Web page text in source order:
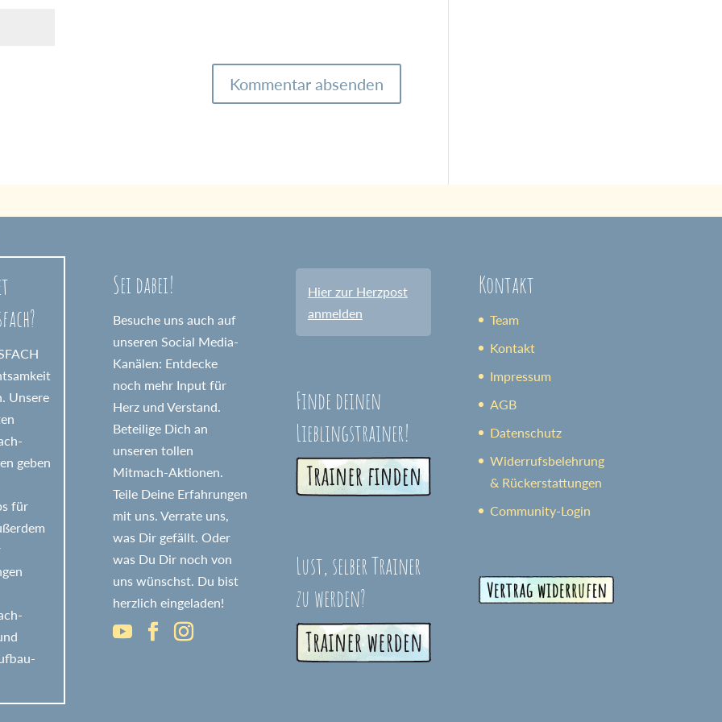
Unsere
geben
für
Sei dabei!
Besuche uns auch auf
unseren Social Media-
Kanälen: Entdecke
noch mehr Input für
Herz und Verstand.
Beteilige Dich an
unseren tollen
Mitmach-Aktionen.
Teile Deine Erfahrungen
mit uns. Verrate uns,
was Dir gefällt. Oder
was Du Dir noch von
uns wünschst. Du bist
herzlich eingeladen!
Hier zur Herzpost
anmelden
Finde deinen
Lieblingstrainer!
Lust, selber Trainer
zu werden?
Kontakt
Team
Kontakt
Impressum
AGB
Datenschutz
Widerrufsbelehrung
& Rückerstattungen
Community-Login